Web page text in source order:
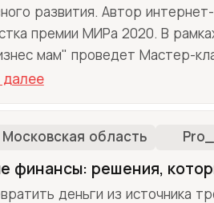
развития. Автор
премии МИРа 2020. В
мам" проведет Мастер-
далее
Московская область
финансы: решения,
деньги из источника